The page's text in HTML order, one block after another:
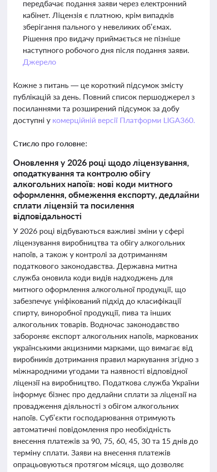
передбачає подання заяви через електронний
кабінет. Ліцензія є платною, крім випадків
зберігання пального у невеликих об’ємах.
Рішення про видачу приймається не пізніше
наступного робочого дня після подання заяви.
Джерело
Кожне з питань — це короткий підсумок змісту
публікацій за день. Повний список першоджерел з
посиланнями та розширений підсумок за добу
доступні у комерційній версії Платформи LIGA360.
Стисло про головне:
Оновлення у 2026 році щодо ліцензування,
оподаткування та контролю обігу
алкогольних напоїв: нові коди митного
оформлення, обмеження експорту, дедлайни
сплати ліцензій та посилення
відповідальності
У 2026 році відбуваються важливі зміни у сфері
ліцензування виробництва та обігу алкогольних
напоїв, а також у контролі за дотриманням
податкового законодавства. Державна митна
служба оновила коди видів надходжень для
митного оформлення алкогольної продукції, що
забезпечує уніфікований підхід до класифікації
спирту, виноробної продукції, пива та інших
алкогольних товарів. Водночас законодавство
забороняє експорт алкогольних напоїв, маркованих
українськими акцизними марками, що вимагає від
виробників дотримання правил маркування згідно з
міжнародними угодами та наявності відповідної
ліцензії на виробництво. Податкова служба України
інформує бізнес про дедлайни сплати за ліцензії на
провадження діяльності з обігом алкогольних
напоїв. Суб’єкти господарювання отримують
автоматичні повідомлення про необхідність
внесення платежів за 90, 75, 60, 45, 30 та 15 днів до
терміну сплати. Заяви на внесення платежів
опрацьовуються протягом місяця, що дозволяє